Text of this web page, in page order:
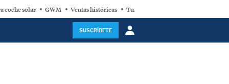
coche solar GWM Ventas históricas Turbina eólica
SUSCRÍBETE